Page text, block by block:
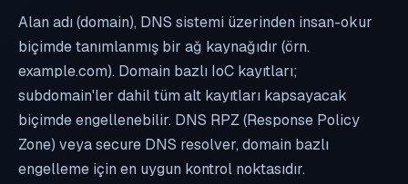
Alan adı (domain), DNS sistemi üzerinden insan-okur
biçimde tanımlanmış bir ağ kaynağıdır (örn.
example.com). Domain bazlı IoC kayıtları;
subdomain'ler dahil tüm alt kayıtları kapsayacak
biçimde engellenebilir. DNS RPZ (Response Policy
Zone) veya secure DNS resolver, domain bazlı
engelleme için en uygun kontrol noktasıdır.